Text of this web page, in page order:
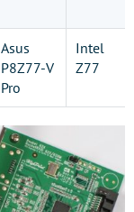
Asus
P8Z77-V
Pro
Intel
Z77